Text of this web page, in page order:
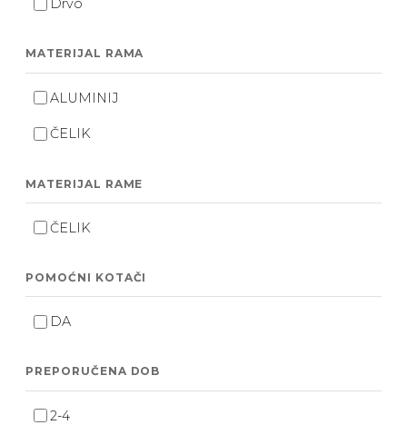
Drvo
MATERIJAL RAMA
ALUMINIJ
ČELIK
MATERIJAL RAME
ČELIK
POMOĆNI KOTAČI
DA
PREPORUČENA DOB
2-4